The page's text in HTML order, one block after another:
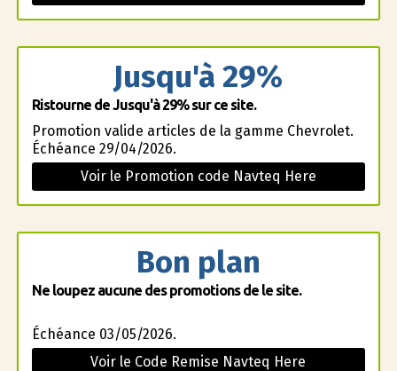
Jusqu'à 29%
Ristourne de Jusqu'à 29% sur ce site.
Promotion valide articles de la gamme Chevrolet.
Échéance 29/04/2026.
Voir le Promotion code Navteq Here
Bon plan
Ne loupez aucune des promotions de le site.
Échéance 03/05/2026.
Voir le Code Remise Navteq Here